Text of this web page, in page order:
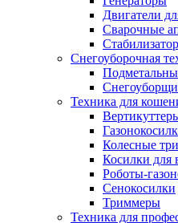
Двигатели
Сварочные
Снегоуборочная
Техника для
Колесные
Косилки для
Роботы-
Сенокосилки
Триммеры
Техника для